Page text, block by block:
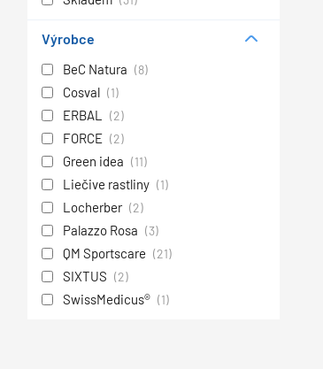
Výrobce
BeC Natura (8)
Cosval (1)
ERBAL (2)
FORCE (2)
Green idea (11)
Liečive rastliny (1)
Locherber (2)
Palazzo Rosa (3)
QM Sportscare (21)
SIXTUS (2)
SwissMedicus® (1)